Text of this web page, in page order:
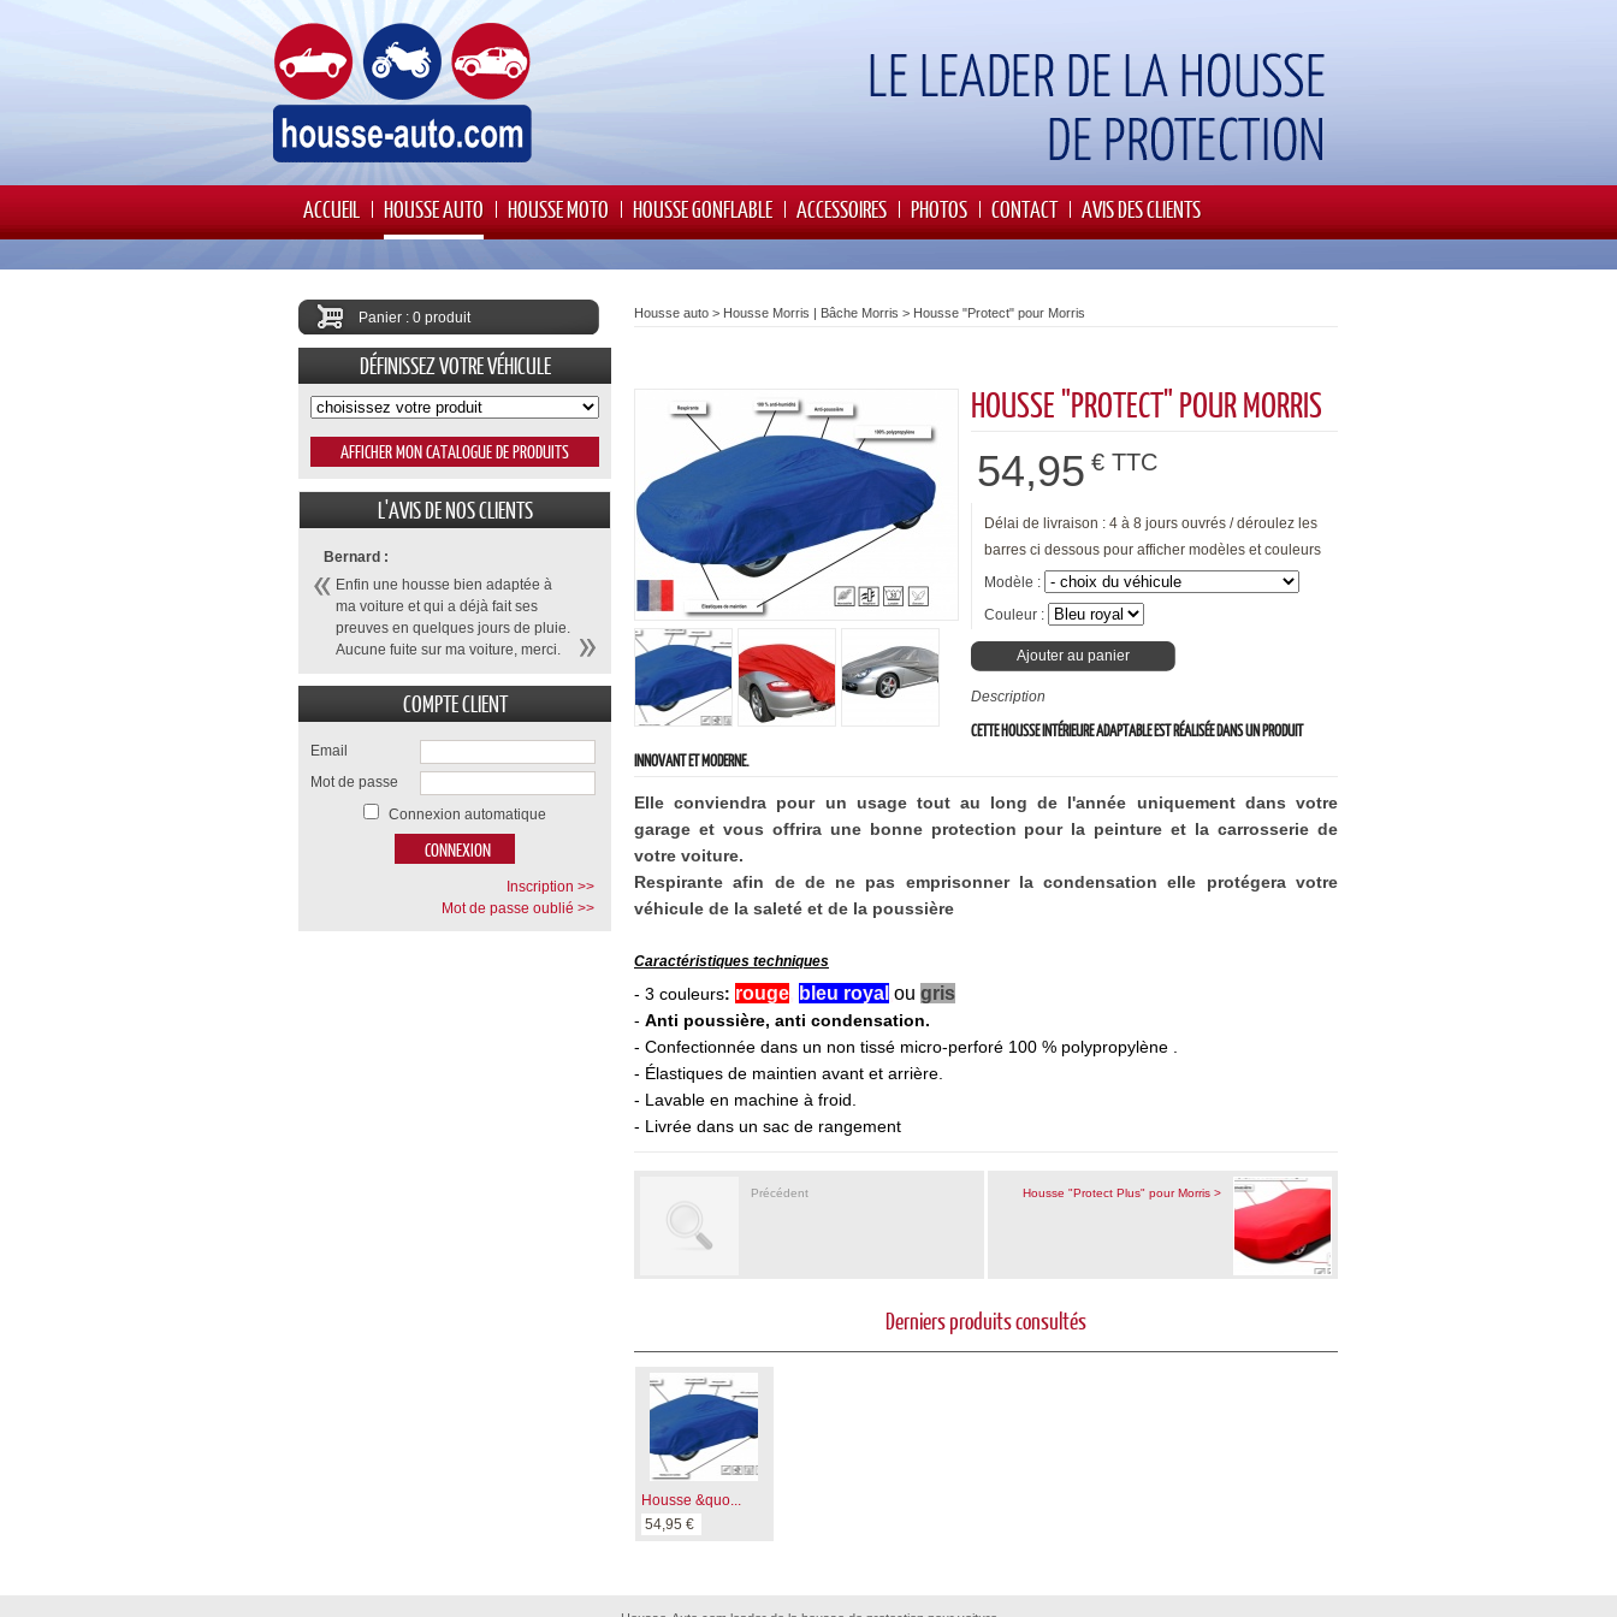
ACCUEIL HOUSSE AUTO HOUSSE MOTO HOUSSE GONFLABLE ACCESSOIRES PHOTOS CONTACT AVIS DES CLIENTS
Housse auto > Housse Morris | Bâche Morris > Housse "Protect" pour Morris
HOUSSE "PROTECT" POUR MORRIS
54,95 € TTC
Délai de livraison : 4 à 8 jours ouvrés / déroulez les
barres ci dessous pour afficher modèles et couleurs
Modèle :
Couleur :
Ajouter au panier
Description
CETTE HOUSSE INTÉRIEURE ADAPTABLE EST RÉALISÉE DANS UN PRODUIT
INNOVANT ET MODERNE.
Elle conviendra pour un usage tout au long de l'année uniquement dans votre
garage et vous offrira une bonne protection pour la peinture et la carrosserie de
votre voiture.
Respirante afin de de ne pas emprisonner la condensation elle protégera votre
véhicule de la saleté et de la poussière
Caractéristiques techniques
- 3 couleurs: rouge bleu royal ou gris
- Anti poussière, anti condensation.
- Confectionnée dans un non tissé micro-perforé 100 % polypropylène .
- Élastiques de maintien avant et arrière.
- Lavable en machine à froid.
- Livrée dans un sac de rangement
Précédent Housse "Protect Plus" pour Morris >
Derniers produits consultés
Housse &quo...
54,95 €
Panier : 0 produit
DÉFINISSEZ VOTRE VÉHICULE
L'AVIS DE NOS CLIENTS
Bernard :
Enfin une housse bien adaptée à
ma voiture et qui a déjà fait ses
preuves en quelques jours de pluie.
Aucune fuite sur ma voiture, merci.
COMPTE CLIENT
Email
Mot de passe
Connexion automatique
Inscription >>
Mot de passe oublié >>